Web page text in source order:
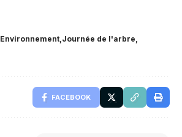
Environnement Journée de l'arbre
FACEBOOK